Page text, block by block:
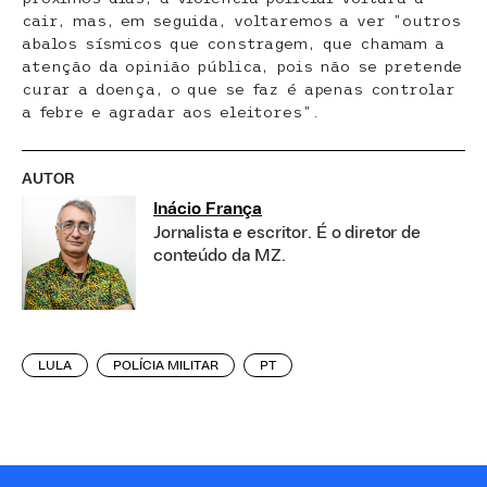
cair, mas, em seguida, voltaremos a ver ”outros
abalos sísmicos que constragem, que chamam a
atenção da opinião pública, pois não se pretende
curar a doença, o que se faz é apenas controlar
a febre e agradar aos eleitores”.
AUTOR
Inácio França
Jornalista e escritor. É o diretor de
conteúdo da MZ.
LULA POLÍCIA MILITAR PT